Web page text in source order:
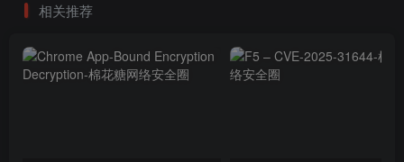
相关推荐